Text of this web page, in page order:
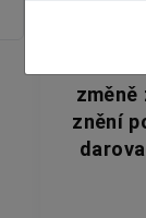
změně
znění